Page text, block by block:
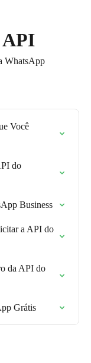
API
WhatsApp
Você
do
Business
a API do
da API do
Grátis